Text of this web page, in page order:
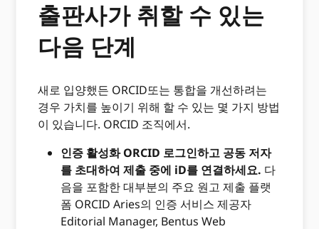
출판사가 취할 수 있는
다음 단계
새로 입양했든 ORCID또는 통합을 개선하려는
경우 가치를 높이기 위해 할 수 있는 몇 가지 방법
이 있습니다. ORCID 조직에서.
인증 활성화 ORCID 로그인하고 공동 저자
를 초대하여 제출 중에 iD를 연결하세요. 다
음을 포함한 대부분의 주요 원고 제출 플랫
폼 ORCID Aries의 인증 서비스 제공자
Editorial Manager, Bentus Web